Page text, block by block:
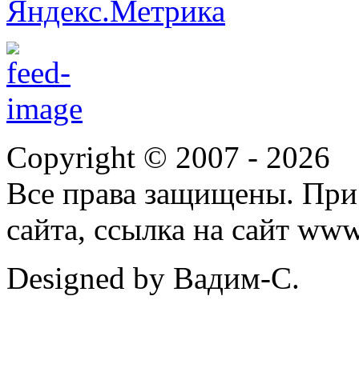
Copyright © 2007 - 2026
Все права защищены. При
сайта, ссылка на сайт
Designed by Вадим-С.